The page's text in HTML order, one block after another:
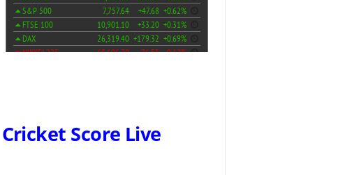
Cricket Score Live